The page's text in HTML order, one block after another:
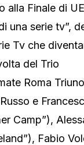
alla Finale di
una serie tv”,
Tv che
del Trio
Roma
e
Camp”),
Fabio